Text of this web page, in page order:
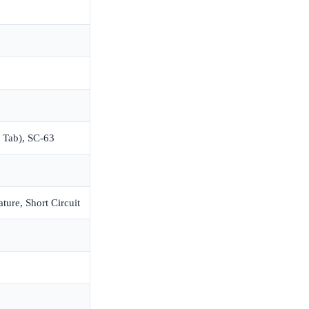
SC-63
Short Circuit